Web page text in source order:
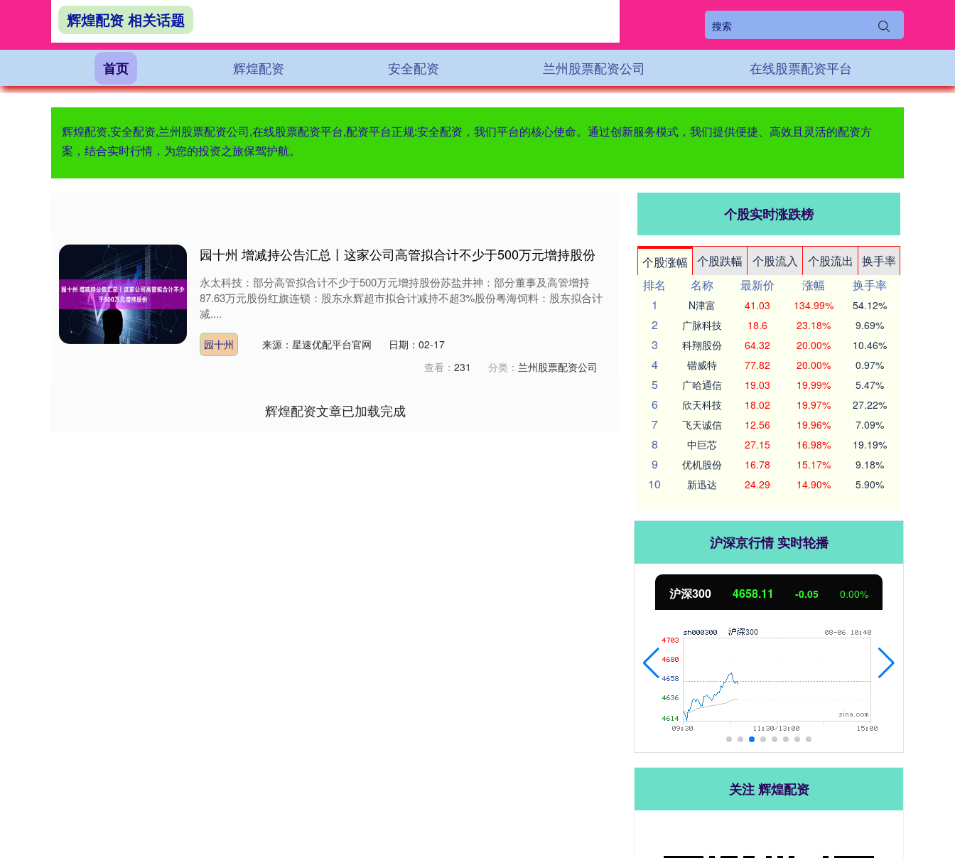
首页 辉煌配资 安全配资 兰州股票配资公司 在线股票配资平台
辉煌配资,安全配资,兰州股票配资公司,在线股票配资平台,配资平台正规:安全配资，我们平台的核心使命。通过创新服务模式，我们提供便捷、高效且灵活的配资方
案，结合实时行情，为您的投资之旅保驾护航。
辉煌配资 相关话题
园十州 增减持公告汇总丨这家公司高管拟合计不少于500万元增持股份
永太科技：部分高管拟合计不少于500万元增持股份苏盐井神：部分董事及高管增持
87.63万元股份红旗连锁：股东永辉超市拟合计减持不超3%股份粤海饲料：股东拟合计
减....
园十州 来源：星速优配平台官网
日期：02-17
查看： 231 分类： 兰州股票配资公司
辉煌配资文章已加载完成
个股实时涨跌榜
个股涨幅 个股跌幅 个股流入 个股流出
换手率
排名
名称 最新价 涨幅
换手率
1
N津富 41.03 134.99% 54.12%
2 广脉科技 18.6 23.18% 9.69%
3 科翔股份 64.32 20.00% 10.46%
4 锴威特 77.82 20.00% 0.97%
5 广哈通信 19.03 19.99% 5.47%
6 欣天科技 18.02 19.97% 27.22%
7 飞天诚信 12.56 19.96% 7.09%
8 中巨芯 27.15 16.98% 19.19%
9 优机股份 16.78 15.17% 9.18%
10 新迅达 24.29 14.90% 5.90%
沪深京行情 实时轮播
沪深300 4658.11 -0.05 0.00%
关注 辉煌配资